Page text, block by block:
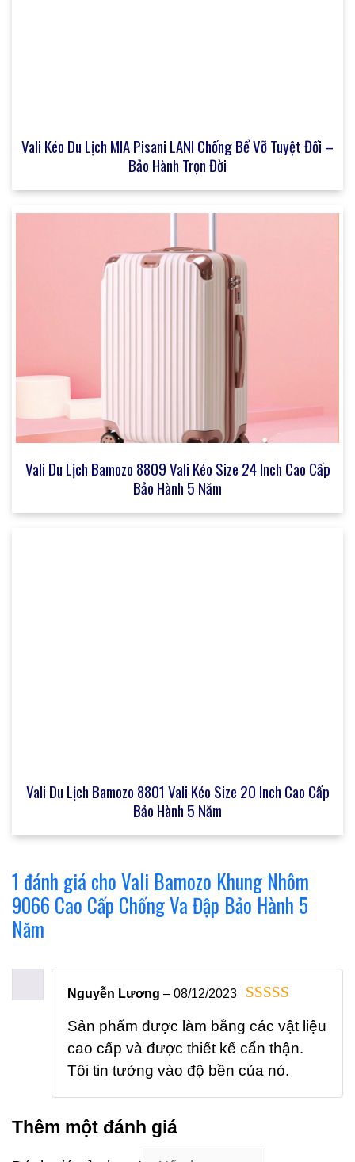
Vali Kéo Du Lịch MIA Pisani LANI Chống Bể Vỡ Tuyệt Đối –
Bảo Hành Trọn Đời
Vali Du Lịch Bamozo 8809 Vali Kéo Size 24 Inch Cao Cấp
Bảo Hành 5 Năm
Vali Du Lịch Bamozo 8801 Vali Kéo Size 20 Inch Cao Cấp
Bảo Hành 5 Năm
1 đánh giá choVali Bamozo Khung Nhôm
9066 Cao Cấp Chống Va Đập Bảo Hành 5
Năm
Nguyễn Lương – 08/12/2023
Sản phẩm được làm bằng các vật liệu
cao cấp và được thiết kế cẩn thận.
Tôi tin tưởng vào độ bền của nó.
Thêm một đánh giá